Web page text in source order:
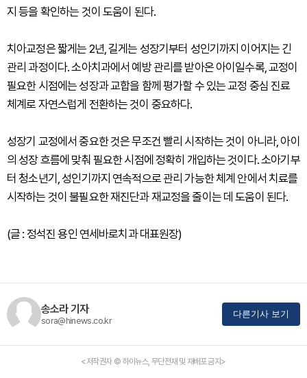
지 등을 확인하는 것이 도움이 된다.
치아교정은 짧게는 2년, 길게는 성장기부터 성인기까지 이어지는 긴
관리 과정이다. 소아치과에서 예방 관리를 받아온 아이일수록, 교정이
필요한 시점에는 성장과 교합을 함께 평가할 수 있는 교정 중심 진료
체계로 자연스럽게 전환하는 것이 중요하다.
성장기 교정에서 중요한 것은 무조건 빨리 시작하는 것이 아니라, 아이
의 성장 흐름에 맞춰 필요한 시점에 정확히 개입하는 것이다. 소아기부
터 청소년기, 성인기까지 연속적으로 관리 가능한 체계 안에서 치료를
시작하는 것이 불필요한 재진단과 재교정을 줄이는 데 도움이 된다.
(글 : 정석진 용인 연세바로치과 대표원장)
송소라 기자
sora@hinews.co.kr
다른기사 보기
<저작권자 © 하이뉴스, 무단전재 및 재배포 금지>